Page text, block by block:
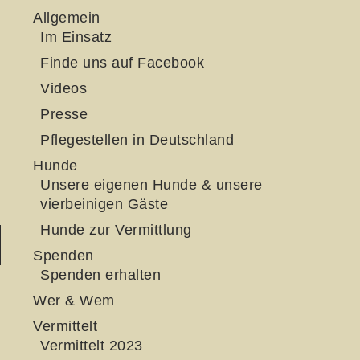
Allgemein
Im Einsatz
Finde uns auf Facebook
Videos
Presse
Pflegestellen in Deutschland
Hunde
Unsere eigenen Hunde & unsere
vierbeinigen Gäste
Hunde zur Vermittlung
Spenden
Spenden erhalten
Wer & Wem
Vermittelt
Vermittelt 2023